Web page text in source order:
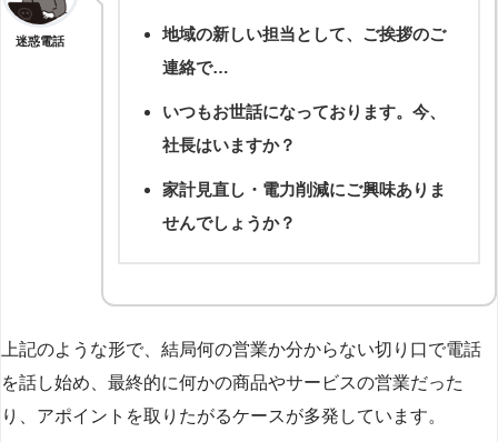
迷惑電話
地域の新しい担当として、ご挨拶のご
連絡で…
いつもお世話になっております。今、
社長はいますか？
家計見直し・電力削減にご興味ありま
せんでしょうか？
上記のような形で、結局何の営業か分からない切り口で電話
を話し始め、最終的に何かの商品やサービスの営業だった
り、アポイントを取りたがるケースが多発しています。